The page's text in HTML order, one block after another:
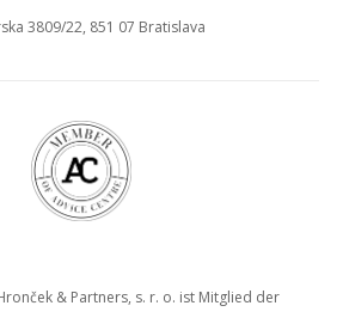
3809/22, 851 07 Bratislava
& Partners, s. r. o. ist Mitglied der